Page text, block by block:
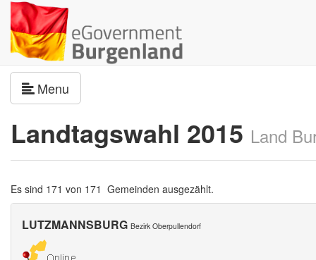
Menu
Landtagswahl 2015 Land
Es sind 171 von 171 Gemeinden ausgezählt.
LUTZMANNSBURG Bezirk Oberpullendorf